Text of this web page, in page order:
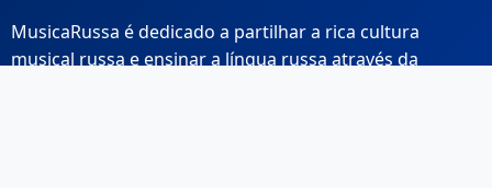
MusicaRussa é dedicado a partilhar a rica cultura
musical russa e ensinar a língua russa através da